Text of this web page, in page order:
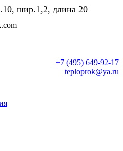
шир.1,2, длина 20
+7 (495) 649-92-17
teploprok@ya.ru